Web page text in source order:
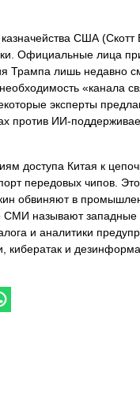
США (Скотт
Официальные лица
Трампа лишь недавно
«канала
эксперты
против
доступа Китая к
передовых чипов.
обвиняют в
СМИ называют
и аналитики
кибератак и